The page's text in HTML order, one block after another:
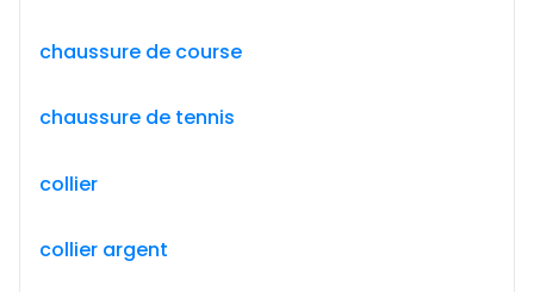
chaussure de course
chaussure de tennis
collier
collier argent